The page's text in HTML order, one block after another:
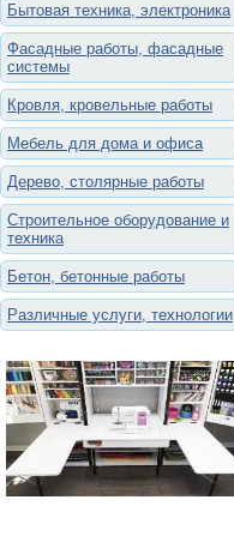
Бытовая техника, электроника
Фасадные работы, фасадные
системы
Кровля, кровельные работы
Мебель для дома и офиса
Дерево, столярные работы
Строительное оборудование и
техника
Бетон, бетонные работы
Различные услуги, технологии